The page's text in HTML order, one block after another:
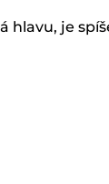
hlavu, je